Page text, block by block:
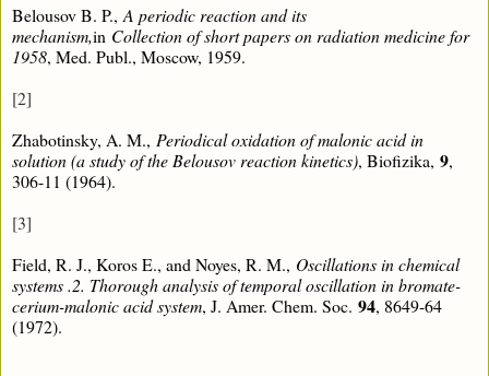
Belousov B. P., A periodic reaction and its
mechanism,in Collection of short papers on radiation medicine for
1958, Med. Publ., Moscow, 1959.
[2]
Zhabotinsky, A. M., Periodical oxidation of malonic acid in
solution (a study of the Belousov reaction kinetics), Biofizika, 9,
306-11 (1964).
[3]
Field, R. J., Koros E., and Noyes, R. M., Oscillations in chemical
systems .2. Thorough analysis of temporal oscillation in bromate-
cerium-malonic acid system, J. Amer. Chem. Soc. 94, 8649-64
(1972).